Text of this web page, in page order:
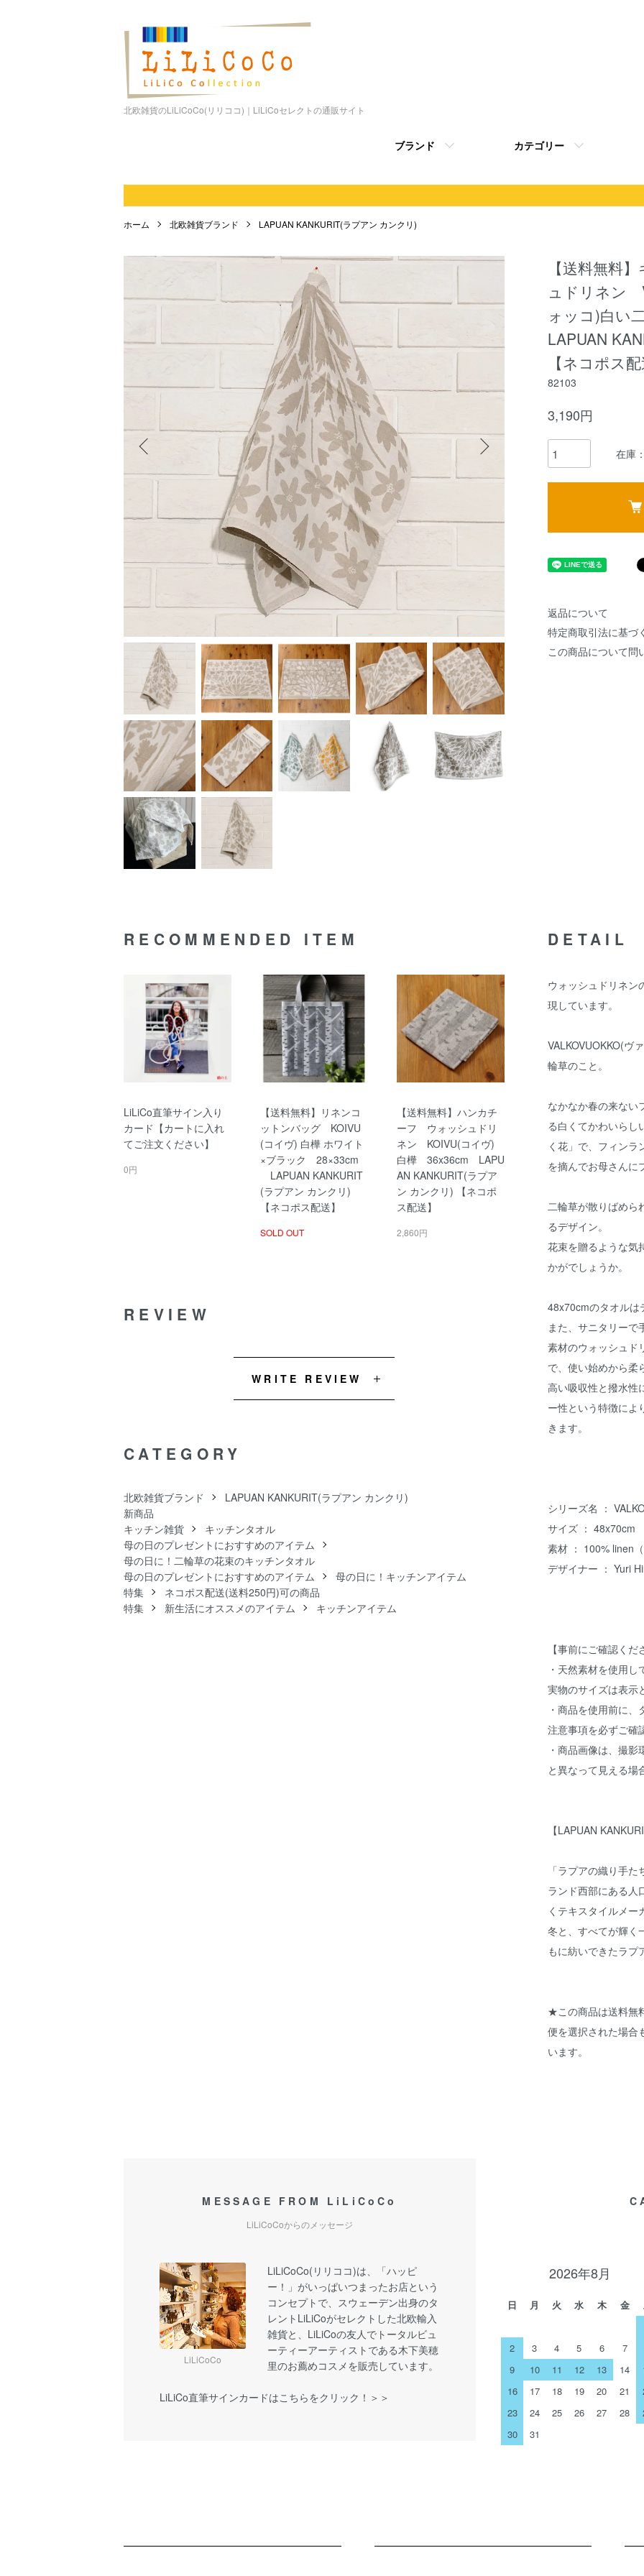
北欧雑貨のLiLiCoCo(リリココ)｜LiLiCoセレクトの通販サイト
ブランド カテゴリー
ホーム 北欧雑貨ブランド LAPUAN KANKURIT(ラプアン カンクリ)
【送料無料
ュドリネン
ォッコ)白
LAPUAN
【ネコポス配
82103
3,190円
在庫
返品について
特定商取引法に基づ
この商品について問
DETAIL
ウォッシュドリネン
現しています。
VALKOVUOKKO(ヴ
輪草のこと。
なかなか春の来ない
る白くてかわいらし
く花」で、フィン
を摘んでお母さんに
二輪草が散りばめら
るデザイン。
花束を贈るような気
かがでしょうか。
48x70cmのタオルは
また、サニタリーで
素材のウォッシュド
で、使い始めから柔
高い吸収性と撥水性
ー性という特徴によ
きます。
シリーズ名 ：
サイズ ： 48x70cm
素材 ： 100% linen（
デザイナー ： Yuri
【事前にご確認くだ
・天然素材を使用し
実物のサイズは表示
・商品を使用前に
注意事項を必ずご確
・商品画像は、撮
と異なって見える場
【LAPUAN
「ラプアの織り手
ランド西部にある人
くテキスタイルメ
冬と、すべてが輝く
もに紡いできたラプ
★この商品は送料無
便を選択された場合
います。
RECOMMENDED ITEM
LiLiCo直筆サイン入り
カード【カートに入れ
てご注文ください】
0円
【送料無料】リネンコ
ットンバッグ KOIVU
(コイヴ) 白樺 ホワイト
×ブラック 28×33cm
LAPUAN KANKURIT
(ラプアン カンクリ)
【ネコポス配送】
SOLD OUT
【送料無料】ハンカチ
ーフ ウォッシュドリ
ネン KOIVU(コイヴ)
白樺 36x36cm LAPU
AN KANKURIT(ラプア
ン カンクリ) 【ネコポ
ス配送】
2,860円
REVIEW
WRITE REVIEW
CATEGORY
北欧雑貨ブランド
LAPUAN KANKURIT(ラプアン カンクリ)
新商品
キッチン雑貨
キッチンタオル
母の日のプレゼントにおすすめのアイテム
母の日に！二輪草の花束のキッチンタオル
母の日のプレゼントにおすすめのアイテム
母の日に！キッチンアイテム
特集
ネコポス配送(送料250円)可の商品
特集
新生活にオススメのアイテム キッチンアイテム
MESSAGE FROM LiLiCoCo
LiLiCoCoからのメッセージ
LiLiCoCo
LiLiCoCo(リリココ)は、「ハッピ
ー！」がいっぱいつまったお店という
コンセプトで、スウェーデン出身のタ
レントLiLiCoがセレクトした北欧輸入
雑貨と、LiLiCoの友人でトータルビュ
ーティーアーティストである木下美穂
里のお薦めコスメを販売しています。
LiLiCo直筆サインカードはこちらをクリック！＞＞
2026年8月
日 月 火 水 木 金
2
3 4 5 6 7
9
10 11 12 13 14
16
17 18 19 20 21
23
24 25 26 27 28
30
31